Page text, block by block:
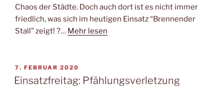
Chaos der Städte. Doch auch dort ist es nicht immer
friedlich, was sich im heutigen Einsatz “Brennender
Stall” zeigt! ?… Mehr lesen
VERÖFFENTLICHT
AM
7. FEBRUAR 2020
Einsatzfreitag: Pfählungsverletzung